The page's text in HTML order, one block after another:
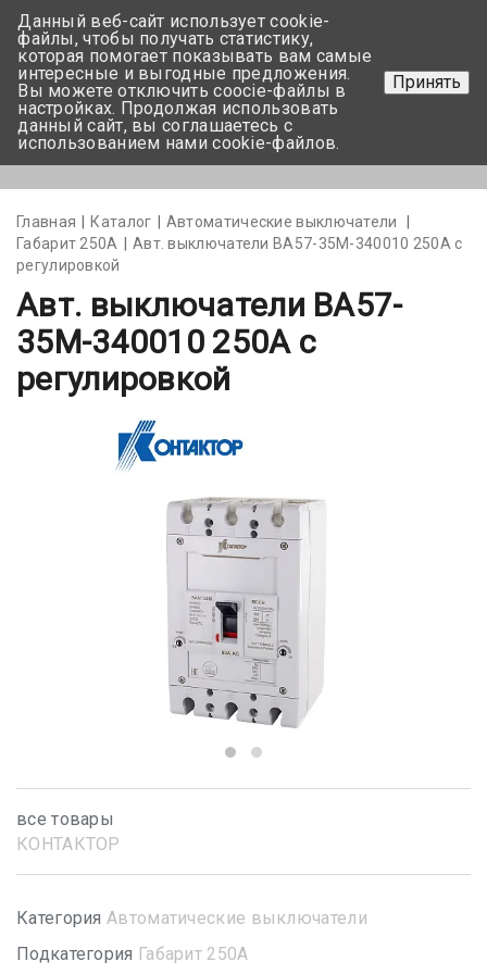
+375 17-350-99-56
+375 44-752-82-08
Задать вопрос
Главная Каталог
Автоматические выключатели
Габарит 250А
Авт. выключатели ВА57-35M-340010 250А с
регулировкой
Авт. выключатели ВА57-
35M-340010 250А с
регулировкой
все товары
КОНТАКТОР
Категория Автоматические выключатели
Подкатегория Габарит 250А
Данный веб-сайт использует cookie-
файлы, чтобы получать статистику,
которая помогает показывать вам самые
интересные и выгодные предложения.
Вы можете отключить coocie-файлы в
настройках. Продолжая использовать
данный сайт, вы соглашаетесь с
использованием нами cookie-файлов.
Принять